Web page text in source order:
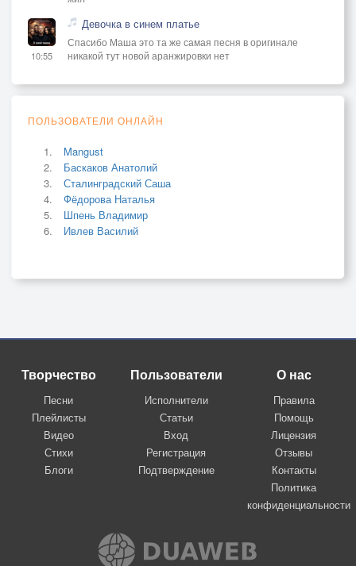
10:55
Девочка в синем платье
Спасибо Маша это та же самая песня в оригинале
никакой тут новой аранжировки нет
ПОЛЬЗОВАТЕЛИ ОНЛАЙН
Mangust
Баскаков Анатолий
Сталинградский Саша
Фёдорова Наталья
Шпень Владимир
Ивлев Василий
Творчество
Песни
Плейлисты
Видео
Стихи
Блоги
Пользователи
Исполнители
Статьи
Вход
Регистрация
Подтверждение
О нас
Правила
Помощь
Лицензия
Отзывы
Контакты
Политика
конфиденциальности